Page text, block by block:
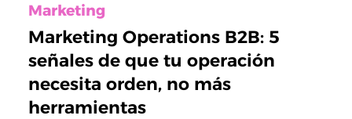
Marketing
Marketing Operations B2B: 5
señales de que tu operación
necesita orden, no más
herramientas